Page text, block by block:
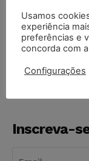
Conselho
juíza Gabriela
Inscreva-
Usamos
experiência
preferências e
concorda com
Configurações